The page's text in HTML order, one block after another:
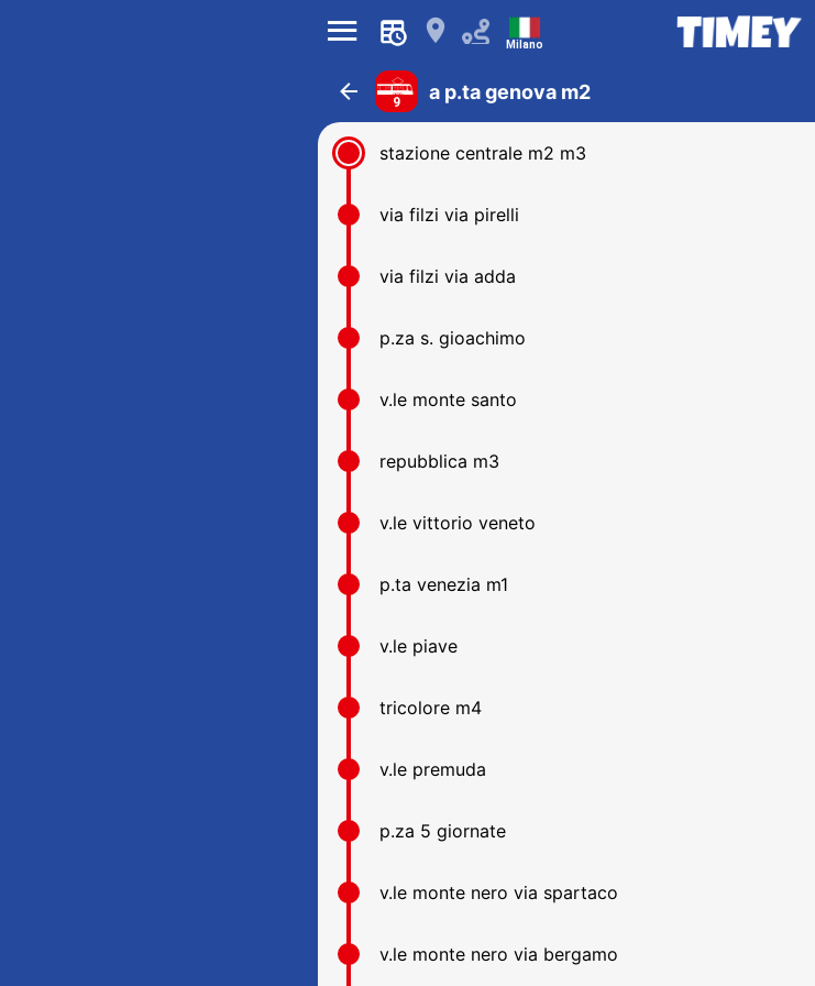
󰍜 󰍎 Milano
󰁍 9 a p.ta genova m2
stazione centrale m2 m3
via filzi via pirelli
via filzi via adda
p.za s. gioachimo
v.le monte santo
repubblica m3
v.le vittorio veneto
p.ta venezia m1
v.le piave
tricolore m4
v.le premuda
p.za 5 giornate
v.le monte nero via spartaco
v.le monte nero via bergamo